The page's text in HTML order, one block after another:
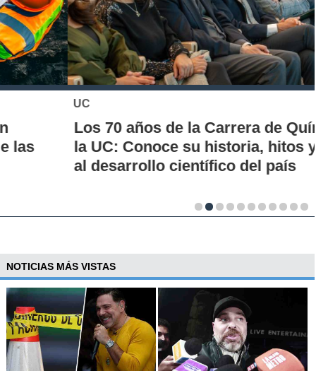
Los 70 años de la Carrera de Química de
la UC: Conoce su historia, hitos y aporte
al desarrollo científico del país
NOTICIAS MÁS VISTAS